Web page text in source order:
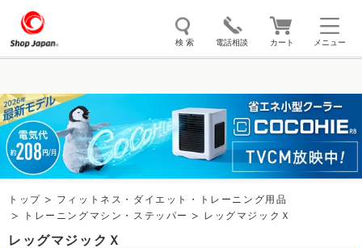
メニュー
検 索 電話相談 カート
トゥルースリーパー ここひえ 枕
掃除機 クッキングプロ 補聴器 マイキュット
エアコン オーラルスマイル
トップ
フィットネス・ダイエット・トレーニング用品
トレーニングマシン・ステッパー
レッグマジックＸ
レッグマジックＸ